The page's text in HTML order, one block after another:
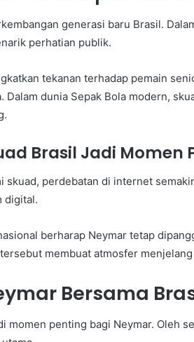
generasi baru Brasil.
perhatian publik.
tekanan terhadap pemain
Dalam dunia Sepak Bola modern,
Brasil Jadi Momen
skuad, perdebatan di internet
digital.
berharap Neymar tetap
membuat atmosfer
Bersama
momen penting bagi Neymar. Oleh